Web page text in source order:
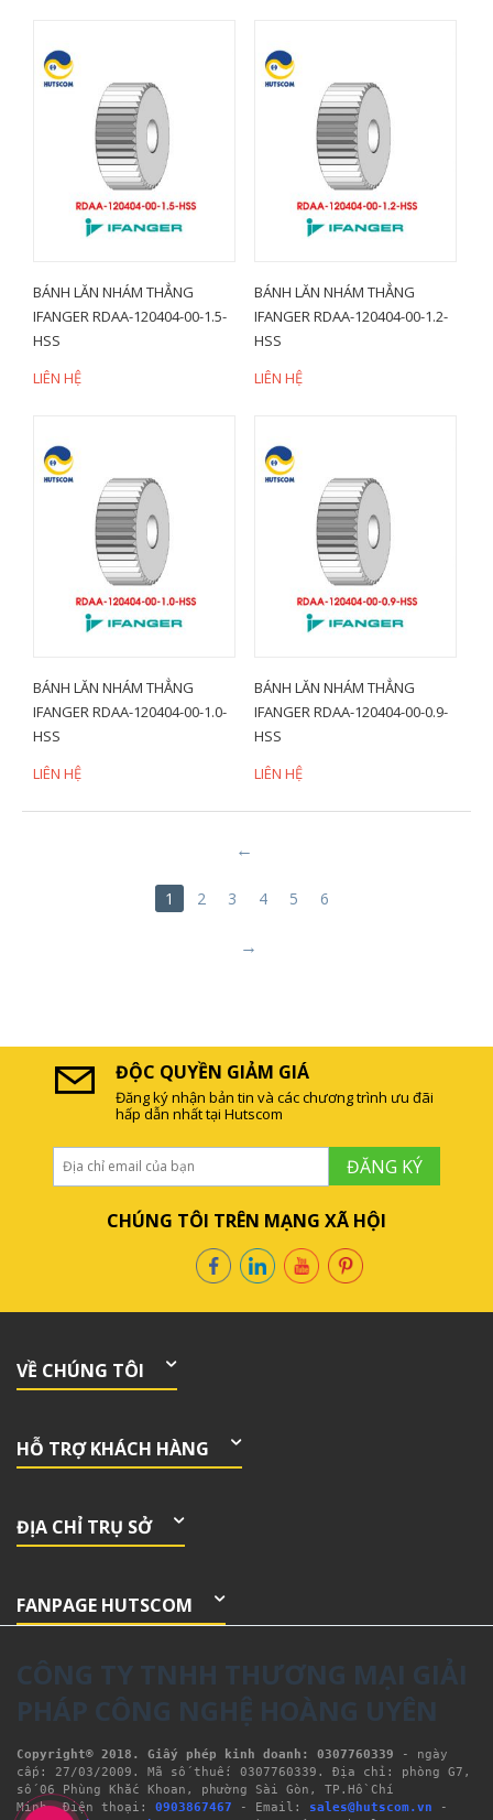
BÁNH LĂN NHÁM THẲNG
IFANGER RDAA-120404-00-1.5-
HSS
LIÊN HỆ
BÁNH LĂN NHÁM THẲNG
IFANGER RDAA-120404-00-1.2-
HSS
LIÊN HỆ
BÁNH LĂN NHÁM THẲNG
IFANGER RDAA-120404-00-1.0-
HSS
LIÊN HỆ
BÁNH LĂN NHÁM THẲNG
IFANGER RDAA-120404-00-0.9-
HSS
LIÊN HỆ
1 2 3 4 5 6
ĐỘC QUYỀN GIẢM GIÁ
Đăng ký nhận bản tin và các chương trình ưu đãi
hấp dẫn nhất tại Hutscom
ĐĂNG KÝ
CHÚNG TÔI TRÊN MẠNG XÃ HỘI
VỀ CHÚNG TÔI
HỖ TRỢ KHÁCH HÀNG
ĐỊA CHỈ TRỤ SỞ
FANPAGE HUTSCOM
CÔNG TY TNHH THƯƠNG MẠI GIẢI
PHÁP CÔNG NGHỆ HOÀNG UYÊN
Copyright® 2018. Giấy phép kinh doanh: 0307760339
- ngày
cấp: 27/03/2009. Mã số thuế: 0307760339. Địa chỉ: phòng G7,
số 06 Phùng Khắc Khoan, phường Sài Gòn, TP.Hồ Chí
Minh. Điện thoại: 0903867467 - Email: sales@hutscom.vn -